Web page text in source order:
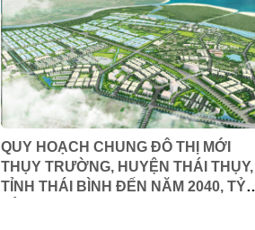
QUY HOẠCH CHUNG ĐÔ THỊ MỚI
THỤY TRƯỜNG, HUYỆN THÁI THỤY,
TỈNH THÁI BÌNH ĐẾN NĂM 2040, TỶ